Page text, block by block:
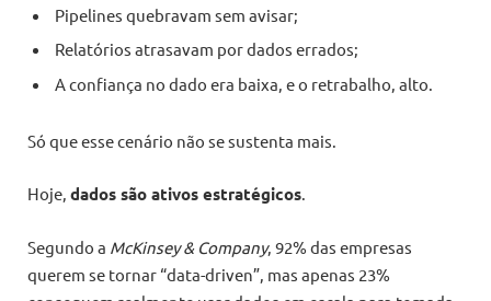
Pipelines quebravam sem avisar;
Relatórios atrasavam por dados errados;
A confiança no dado era baixa, e o retrabalho, alto.
Só que esse cenário não se sustenta mais.
Hoje, dados são ativos estratégicos
Segundo a McKinsey & Company, 92% das empresas
querem se tornar “data-driven”, mas apenas 23%